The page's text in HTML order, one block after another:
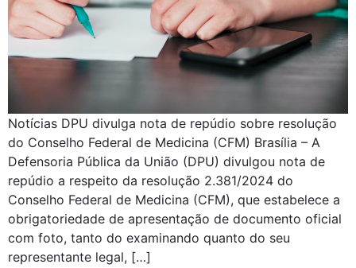
Notícias DPU divulga nota de repúdio sobre resolução
do Conselho Federal de Medicina (CFM) Brasília – A
Defensoria Pública da União (DPU) divulgou nota de
repúdio a respeito da resolução 2.381/2024 do
Conselho Federal de Medicina (CFM), que estabelece a
obrigatoriedade de apresentação de documento oficial
com foto, tanto do examinando quanto do seu
representante legal, […]